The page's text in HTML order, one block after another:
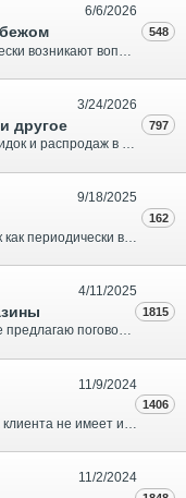
6/6/2026
548
3/24/2026
другое
Топик для размещения актуальных скидок и распродаж в различных интернет магазинах мира. Желательно со ссылками на конкретный товар или раздел. Предыдущие отдельные топики по DVD и Blu-ray, насчитывавшие более 100 страниц каждый, закрыты. Название топика нормальное, или привыкли к 'Up2Date' вместо '..
797
9/18/2025
162
4/11/2025
Решительно открываю новую тему, где предлагаю поговорить вот о чем. Многие из нас обитают значительную часть времени в сети, поэтому частенько пользуются услугами инет-магазинов по продаже двд. Однако существует ряд хитростей, которыми можно пользоваться, но мы ими не пользуемся. Например, при офор..
1815
11/9/2024
А DHL всегда так работает:.телефона клиента не имеет и приезжает когда заказчика нет дома,отдает вашу посылку соседям,заказ упаковывает абы как,ничем не обклеивает-смотри внутрь кто хочет? Первый раз вот столкнулся при заказе с немецкого амазона.Причем DHL я не выбирал.Видимо попал в тот редкий слу..
1406
11/2/2024